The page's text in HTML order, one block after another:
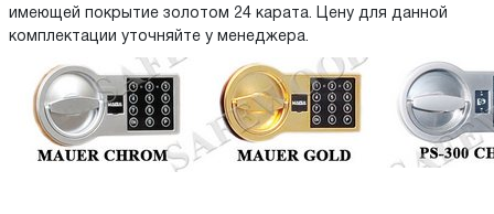
имеющей покрытие золотом 24 карата. Цену для данной
комплектации уточняйте у менеджера.